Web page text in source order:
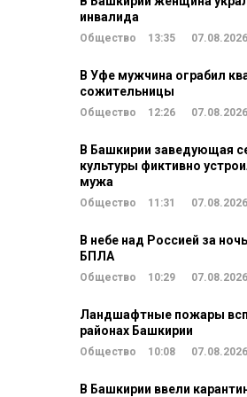
инвалида
Общество 13:35 07.08.2026
В Уфе мужчина ограбил
сожительницы
Общество 12:26 07.08.2026
В Башкирии заведующая
культуры фиктивно
мужа
Общество 11:31 07.08.2026
В небе над Россией за
БПЛА
Общество 10:29 07.08.2026
Ландшафтные пожары
районах Башкирии
Общество 10:08 07.08.2026
В Башкирии ввели